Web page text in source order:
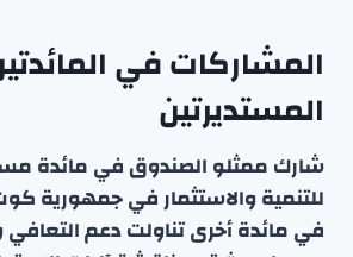
المشاركات في
المستديرتين
شارك ممثلو الصندوق في مائدة
للتنمية والاستثمار في جمهورية
في مائدة أخرى تناولت دعم